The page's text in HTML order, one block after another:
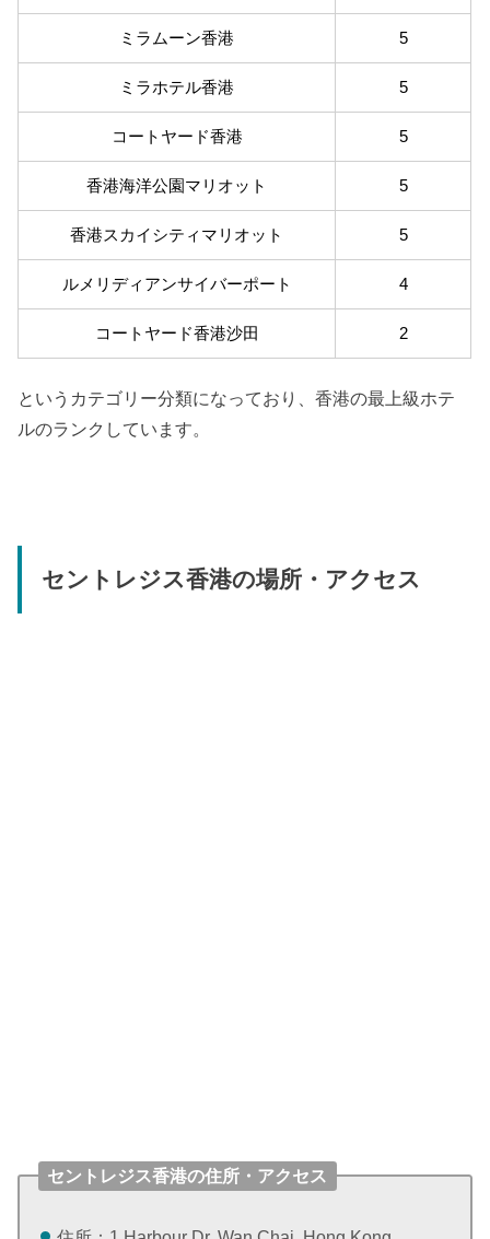
ミラムーン香港 5
ミラホテル香港 5
コートヤード香港 5
香港海洋公園マリオット 5
香港スカイシティマリオット 5
ルメリディアンサイバーポート 4
コートヤード香港沙田 2
というカテゴリー分類になっており、香港の最上級ホテ
ルのランクしています。
セントレジス香港の場所・アクセス
セントレジス香港の住所・アクセス